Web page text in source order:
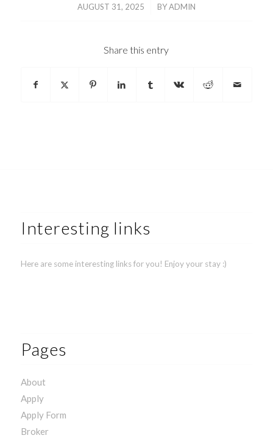
AUGUST 31, 2025
/ BYADMIN
Share this entry
Interesting links
Here are some interesting links for you! Enjoy your stay :)
Pages
About
Apply
Apply Form
Broker